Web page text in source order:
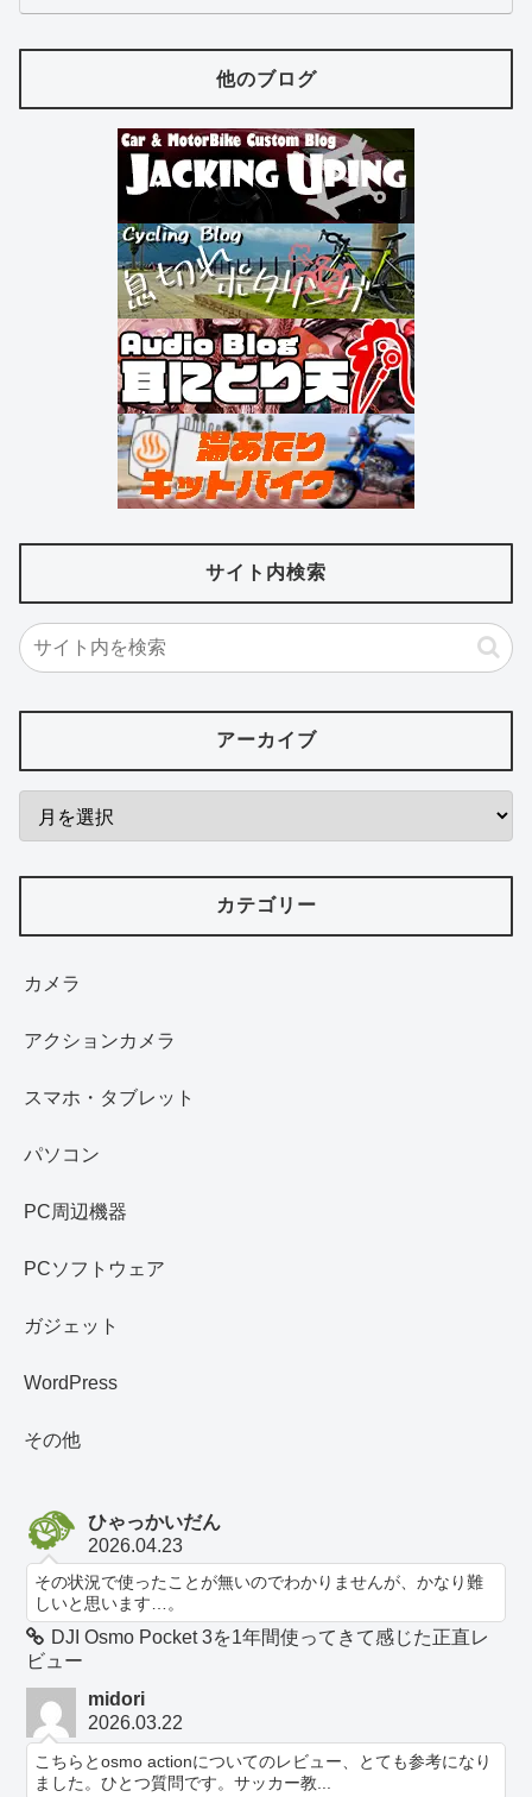
他のブログ
サイト内検索
アーカイブ
カテゴリー
カメラ
アクションカメラ
スマホ・タブレット
パソコン
PC周辺機器
PCソフトウェア
ガジェット
WordPress
その他
ひゃっかいだん
2026.04.23
その状況で使ったことが無いのでわかりませんが、かなり難
しいと思います…。
DJI Osmo Pocket 3を1年間使ってきて感じた正直レ
ビュー
midori
2026.03.22
こちらとosmo actionについてのレビュー、とても参考になり
ました。ひとつ質問です。サッカー教...